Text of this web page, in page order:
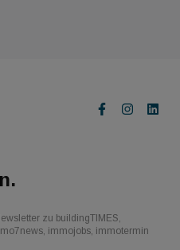
zu buildingTIMES,
immojobs, immotermin